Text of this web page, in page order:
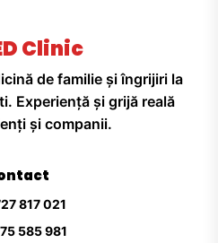
Clinic
de familie și îngrijiri la
Experiență și grijă reală
și companii.
817 021
585 981